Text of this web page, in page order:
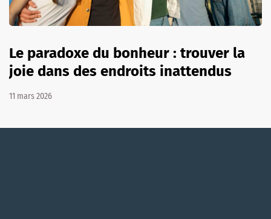
Le paradoxe du bonheur : trouver la
joie dans des endroits inattendus
11 mars 2026